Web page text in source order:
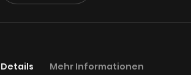
Details Mehr Informationen